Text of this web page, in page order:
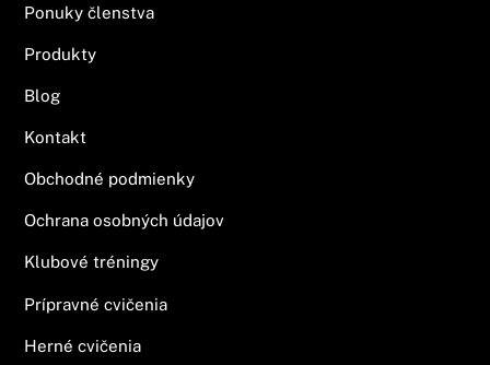
Ponuky členstva
Produkty
Blog
Kontakt
Obchodné podmienky
Ochrana osobných údajov
Klubové tréningy
Prípravné cvičenia
Herné cvičenia